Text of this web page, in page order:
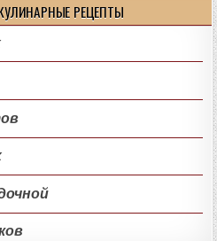
РЕЦЕПТЫ